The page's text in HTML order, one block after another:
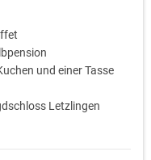
und einer Tasse
Letzlingen